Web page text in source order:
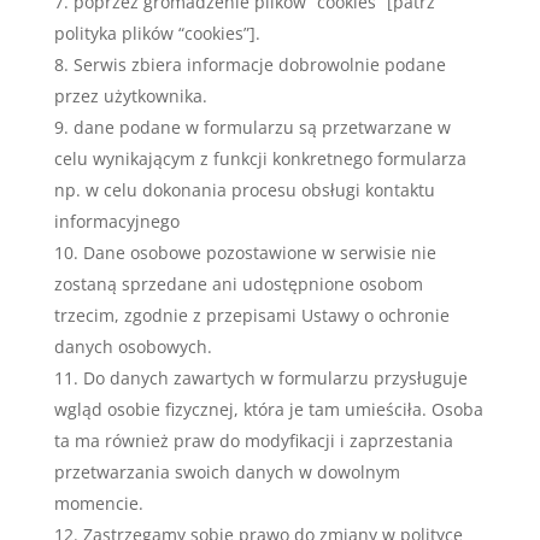
polityka plików “cookies”].
Serwis zbiera informacje dobrowolnie podane
przez użytkownika.
dane podane w formularzu są przetwarzane w
celu wynikającym z funkcji konkretnego formularza
np. w celu dokonania procesu obsługi kontaktu
informacyjnego
Dane osobowe pozostawione w serwisie nie
zostaną sprzedane ani udostępnione osobom
trzecim, zgodnie z przepisami Ustawy o ochronie
danych osobowych.
Do danych zawartych w formularzu przysługuje
wgląd osobie fizycznej, która je tam umieściła. Osoba
ta ma również praw do modyfikacji i zaprzestania
przetwarzania swoich danych w dowolnym
momencie.
Zastrzegamy sobie prawo do zmiany w polityce